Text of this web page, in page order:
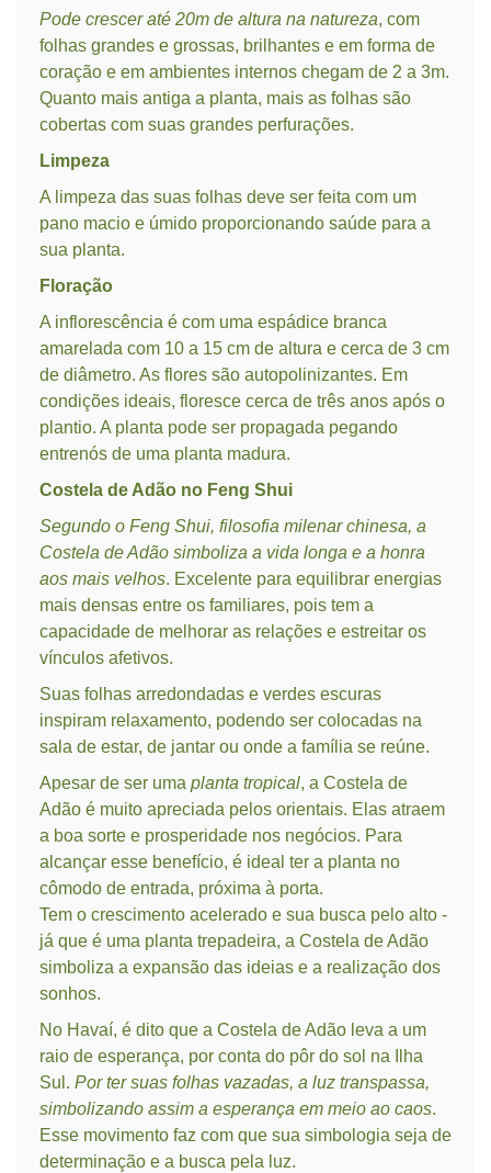
Pode crescer até 20m de altura na natureza, com
folhas grandes e grossas, brilhantes e em forma de
coração e em ambientes internos chegam de 2 a 3m.
Quanto mais antiga a planta, mais as folhas são
cobertas com suas grandes perfurações.
Limpeza
A limpeza das suas folhas deve ser feita com um
pano macio e úmido proporcionando saúde para a
sua planta.
Floração
A inflorescência é com uma espádice branca
amarelada com 10 a 15 cm de altura e cerca de 3 cm
de diâmetro. As flores são autopolinizantes. Em
condições ideais, floresce cerca de três anos após o
plantio. A planta pode ser propagada pegando
entrenós de uma planta madura.
Costela de Adão no Feng Shui
Segundo o Feng Shui, filosofia milenar chinesa, a
Costela de Adão simboliza a vida longa e a honra
aos mais velhos. Excelente para equilibrar energias
mais densas entre os familiares, pois tem a
capacidade de melhorar as relações e estreitar os
vínculos afetivos.
Suas folhas arredondadas e verdes escuras
inspiram relaxamento, podendo ser colocadas na
sala de estar, de jantar ou onde a família se reúne.
Apesar de ser uma planta tropical, a Costela de
Adão é muito apreciada pelos orientais. Elas atraem
a boa sorte e prosperidade nos negócios. Para
alcançar esse benefício, é ideal ter a planta no
cômodo de entrada, próxima à porta.
Tem o crescimento acelerado e sua busca pelo alto -
já que é uma planta trepadeira, a Costela de Adão
simboliza a expansão das ideias e a realização dos
sonhos.
No Havaí, é dito que a Costela de Adão leva a um
raio de esperança, por conta do pôr do sol na Ilha
Sul. Por ter suas folhas vazadas, a luz transpassa,
simbolizando assim a esperança em meio ao caos.
Esse movimento faz com que sua simbologia seja de
determinação e a busca pela luz.